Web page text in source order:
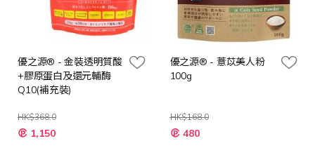
優之源® - 金裝透明質酸
+膠原蛋白及還元輔酶
Q10(補充裝)
HK$368.0
特
殊 1,150
優之源® - 薏苡美人粉
100g
HK$168.0
特
殊 480